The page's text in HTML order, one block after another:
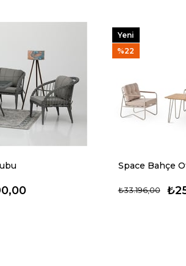
Space Bahçe
₺33.196,00
Yeni
Ürün
%22